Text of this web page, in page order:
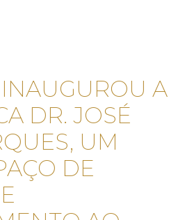
A
DR. JOSÉ
UM
DE